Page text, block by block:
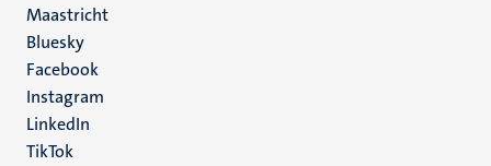
Maastricht
Social
media
Bluesky
Facebook
Instagram
LinkedIn
TikTok